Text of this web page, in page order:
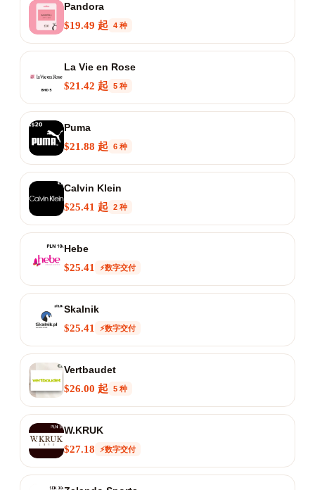
Pandora
$19.49 起
4 种
La Vie en Rose
$21.42 起
5 种
Puma
$21.88 起
6 种
Calvin Klein
$25.41 起
2 种
Hebe
$25.41
⚡数字交付
Skalnik
$25.41
⚡数字交付
Vertbaudet
$26.00 起
5 种
W.KRUK
$27.18
⚡数字交付